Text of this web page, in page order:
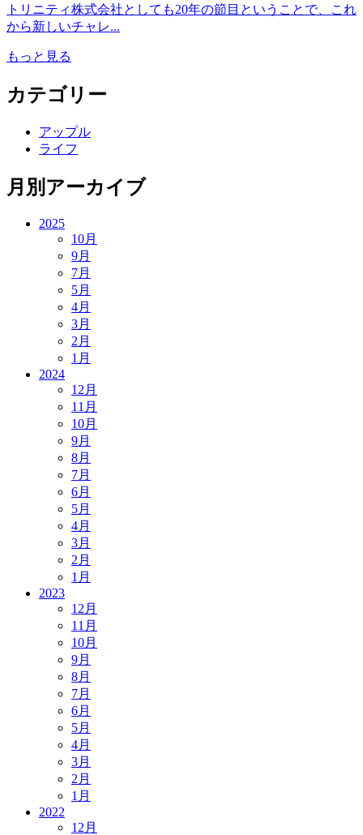
トリニティ株式会社としても20年の節目ということで、これ
から新しいチャレ...
もっと見る
カテゴリー
アップル
ライフ
月別アーカイブ
2025
10月
9月
7月
5月
4月
3月
2月
1月
2024
12月
11月
10月
9月
8月
7月
6月
5月
4月
3月
2月
1月
2023
12月
11月
10月
9月
8月
7月
6月
5月
4月
3月
2月
1月
2022
12月